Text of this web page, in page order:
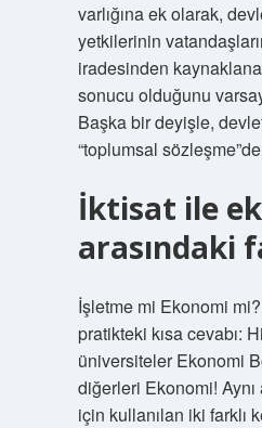
varlığına ek olarak,
yetkilerinin
iradesinden
sonucu olduğunu
Başka bir deyişle,
“toplumsal
İktisat ile
arasındaki
İşletme mi Ekonomi
pratikteki kısa cevabı:
üniversiteler Ekonomi
diğerleri Ekonomi!
için kullanılan iki farklı